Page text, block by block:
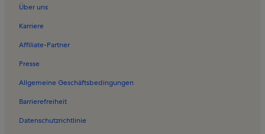
Ferienwohnungen in Siedlinghausen
Ferienwohnungen in Erzbergbaumuseum und Besucherbergwerk
Ramsbeck
Über uns
Karriere
Affiliate-Partner
Presse
Allgemeine Geschäftsbedingungen
Barrierefreiheit
Datenschutzrichtlinie